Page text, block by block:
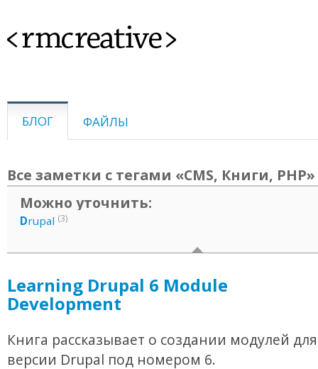
<rmcreative>
БЛОГ ФАЙЛЫ
Все заметки с тегами «CMS, Книги, PHP»
Можно уточнить:
Drupal (3)
Learning Drupal 6 Module
Development
Книга рассказывает о создании модулей
версии Drupal под номером 6.